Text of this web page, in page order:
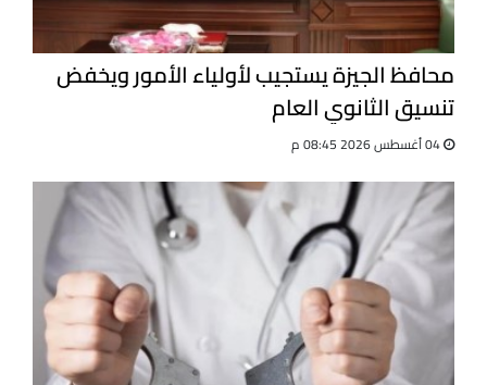
محافظ الجيزة يستجيب لأولياء الأمور ويخفض
تنسيق الثانوي العام